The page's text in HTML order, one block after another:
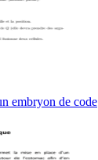
embryon de code